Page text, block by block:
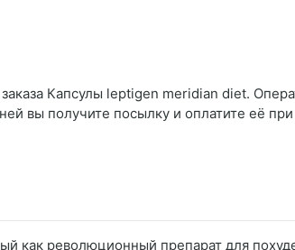
Капсулы leptigen meridian diet.
вы получите посылку и оплатите её
как революционный препарат для